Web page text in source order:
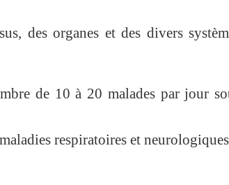
des organes et des divers
de 10 à 20 malades par jour
respiratoires et neurologiques.